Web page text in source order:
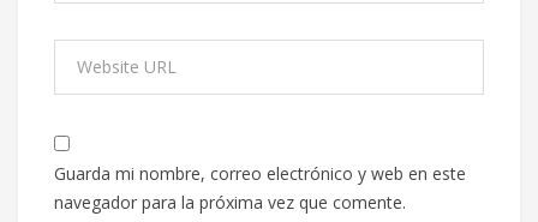
Guarda mi nombre, correo electrónico y web en este
navegador para la próxima vez que comente.